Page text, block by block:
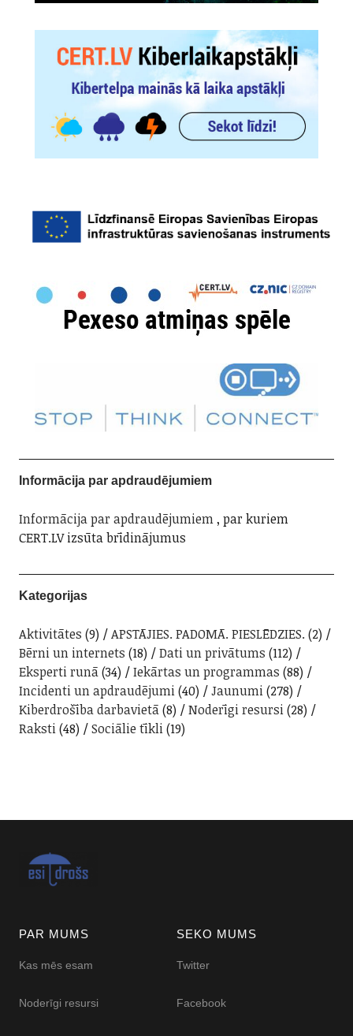
Informācija par apdraudējumiem
Informācija par apdraudējumiem, par kuriem
CERT.LV izsūta brīdinājumus
Kategorijas
Aktivitātes (9) APSTĀJIES. PADOMĀ. PIESLĒDZIES. (2)
Bērni un internets (18) Dati un privātums (112)
Eksperti runā(34) Iekārtas un programmas (88)
Incidenti un apdraudējumi(40) Jaunumi(278)
Kiberdrošība darbavietā(8) Noderīgi resursi(28)
Raksti(48) Sociālie tīkli(19)
PAR MUMS
Kas mēs esam
Noderīgi resursi
SEKO MUMS
Twitter
Facebook